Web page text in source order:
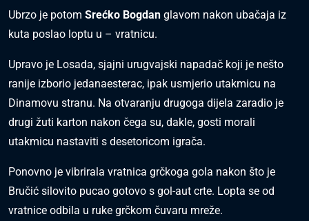
Ubrzo je potom Srećko Bogdan glavom nakon ubačaja iz
kuta poslao loptu u – vratnicu.
Upravo je Losada, sjajni urugvajski napadač koji je nešto
ranije izborio jedanaesterac, ipak usmjerio utakmicu na
Dinamovu stranu. Na otvaranju drugoga dijela zaradio je
drugi žuti karton nakon čega su, dakle, gosti morali
utakmicu nastaviti s desetoricom igrača.
Ponovno je vibrirala vratnica grčkoga gola nakon što je
Bručić silovito pucao gotovo s gol-aut crte. Lopta se od
vratnice odbila u ruke grčkom čuvaru mreže.